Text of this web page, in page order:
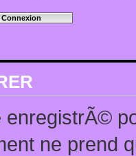
enregistrÃ©
ne prend